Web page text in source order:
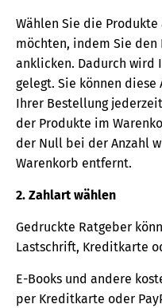
Wählen Sie die
möchten, indem Sie den
anklicken. Dadurch wird
gelegt. Sie können diese
Ihrer Bestellung
der Produkte im
der Null bei der Anzahl
Warenkorb entfernt.
2. Zahlart wählen
Gedruckte Ratgeber
Lastschrift, Kreditkarte
E-Books und andere
per Kreditkarte oder